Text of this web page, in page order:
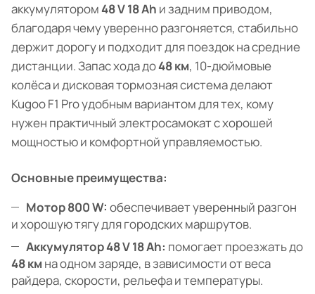
аккумулятором48 V 18 Ah и задним приводом,
благодаря чему уверенно разгоняется, стабильно
держит дорогу и подходит для поездок на средние
дистанции. Запас хода до48 км, 10-дюймовые
колёса и дисковая тормозная система делают
Kugoo F1 Pro удобным вариантом для тех, кому
нужен практичный электросамокат с хорошей
мощностью и комфортной управляемостью.
Основные преимущества:
Мотор 800 W: обеспечивает уверенный разгон
и хорошую тягу для городских маршрутов.
Аккумулятор 48 V 18 Ah: помогает проезжать до
48 км на одном заряде, в зависимости от веса
райдера, скорости, рельефа и температуры.